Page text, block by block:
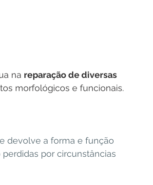
na reparação de diversas
morfológicos e funcionais.
devolve a forma e função
por circunstâncias